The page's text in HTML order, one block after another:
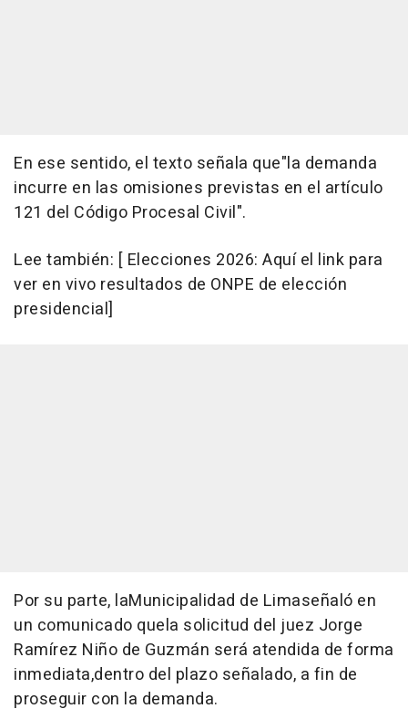
En ese sentido, el texto señala que"la demanda
incurre en las omisiones previstas en el artículo
121 del Código Procesal Civil".
Lee también: [ Elecciones 2026: Aquí el link para
ver en vivo resultados de ONPE de elección
presidencial]
Por su parte, laMunicipalidad de Limaseñaló en
un comunicado quela solicitud del juez Jorge
Ramírez Niño de Guzmán será atendida de forma
inmediata,dentro del plazo señalado, a fin de
proseguir con la demanda.